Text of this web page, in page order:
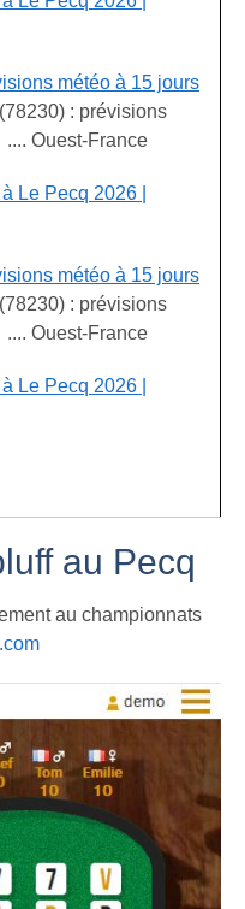
météo à 15 jours
: prévisions
Ouest-France
Le Pecq 2026 |
météo à 15 jours
: prévisions
Ouest-France
Le Pecq 2026 |
au Pecq
au championnats